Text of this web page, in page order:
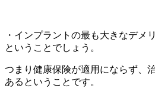
・インプラントの最も大きなデメ
ということでしょう。
つまり健康保険が適用にならず、
あるということです。